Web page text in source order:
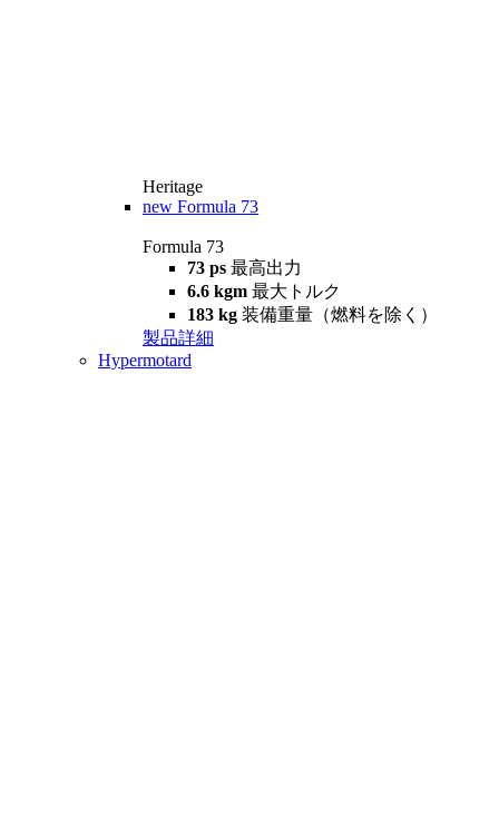
Heritage
new Formula 73
Formula 73
73 ps 最高出力
6.6 kgm 最大トルク
183 kg 装備重量（燃料を除く）
製品詳細
Hypermotard